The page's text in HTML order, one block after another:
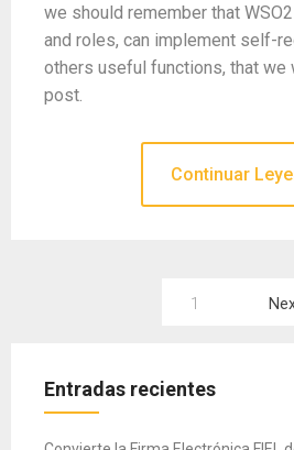
we should remember that
and roles, can implement self-
others useful functions, that we
post.
Continuar
entradas
1
Entradas recientes